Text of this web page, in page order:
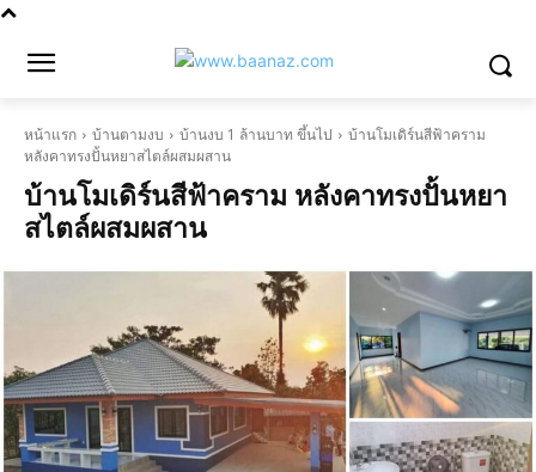
หน้าแรก บ้านตามงบ บ้านงบ 1 ล้านบาท ขึ้นไป
บ้านโมเดิร์นสีฟ้าคราม
หลังคาทรงปั้นหยาสไตล์ผสมผสาน
บ้านโมเดิร์นสีฟ้าคราม หลังคาทรงปั้นหยา
สไตล์ผสมผสาน